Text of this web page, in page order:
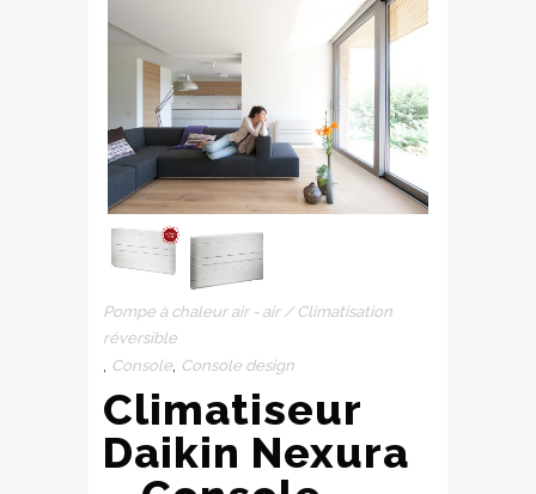
Pompe à chaleur air - air / Climatisation
réversible
, Console, Console design
Climatiseur
Daikin Nexura